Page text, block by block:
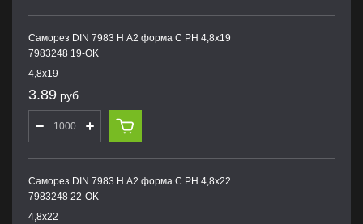
Саморез DIN 7983 H А2 форма С PH 4,8х19
7983248 19-OK
4,8х19
3.89 руб.
Саморез DIN 7983 H А2 форма С PH 4,8х22
7983248 22-OK
4,8х22